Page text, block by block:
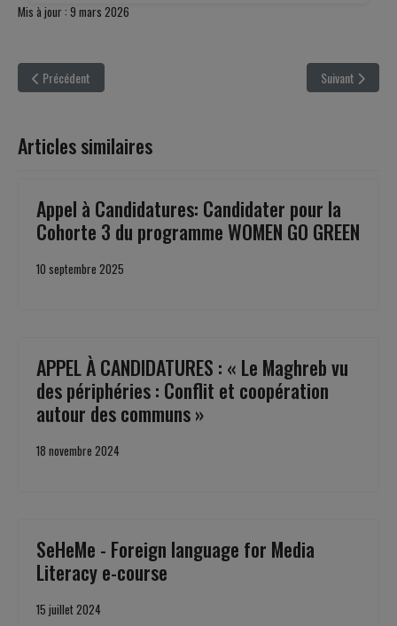
Mis à jour : 9 mars 2026
Article précédent : NOTRE VISION
Précédent Article suivant :
Suivant
Articles similaires
Appel à Candidatures: Candidater pour la
Cohorte 3 du programme WOMEN GO GREEN
10 septembre 2025
APPEL À CANDIDATURES : « Le Maghreb vu
des périphéries : Conflit et coopération
autour des communs »
18 novembre 2024
SeHeMe - Foreign language for Media
Literacy e-course
15 juillet 2024